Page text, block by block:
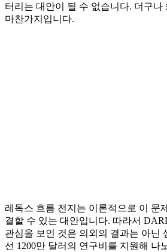
터리는 대안이 될 수 없습니다. 더구나
마찬가지입니다.
레독스 흐름 전지는 이론적으로 이 문
결할 수 있는 대안입니다. 따라서
관심을 보인 것은 의외의 결과는 아닌
선 1200만 달러의 연구비를 지원해 나